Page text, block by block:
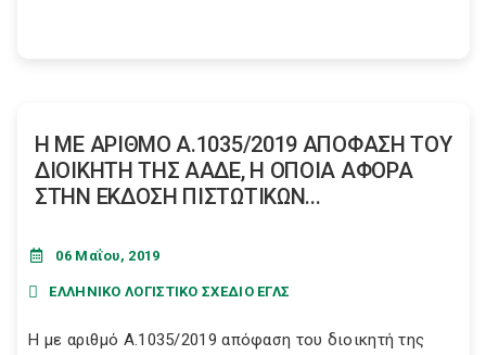
Η ΜΕ ΑΡΙΘΜΟ Α.1035/2019 ΑΠΟΦΑΣΗ ΤΟΥ
ΔΙΟΙΚΗΤΗ ΤΗΣ ΑΑΔΕ, Η ΟΠΟΙΑ ΑΦΟΡΑ
ΣΤΗΝ ΕΚΔΟΣΗ ΠΙΣΤΩΤΙΚΩΝ...
06 Μαΐου, 2019
ΕΛΛΗΝΙΚΟ ΛΟΓΙΣΤΙΚΟ ΣΧΕΔΙΟ ΕΓΛΣ
Η με αριθμό Α.1035/2019 απόφαση του διοικητή της